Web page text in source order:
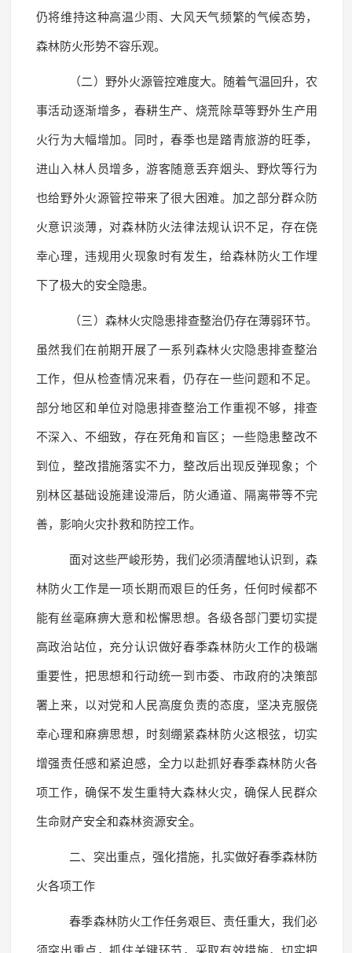
仍将维持这种高温少雨、大风天气频繁的气候态势，
森林防火形势不容乐观。
（二）野外火源管控难度大。随着气温回升，农
事活动逐渐增多，春耕生产、烧荒除草等野外生产用
火行为大幅增加。同时，春季也是踏青旅游的旺季，
进山入林人员增多，游客随意丢弃烟头、野炊等行为
也给野外火源管控带来了很大困难。加之部分群众防
火意识淡薄，对森林防火法律法规认识不足，存在侥
幸心理，违规用火现象时有发生，给森林防火工作埋
下了极大的安全隐患。
（三）森林火灾隐患排查整治仍存在薄弱环节。
虽然我们在前期开展了一系列森林火灾隐患排查整治
工作，但从检查情况来看，仍存在一些问题和不足。
部分地区和单位对隐患排查整治工作重视不够，排查
不深入、不细致，存在死角和盲区；一些隐患整改不
到位，整改措施落实不力，整改后出现反弹现象；个
别林区基础设施建设滞后，防火通道、隔离带等不完
善，影响火灾扑救和防控工作。
面对这些严峻形势，我们必须清醒地认识到，森
林防火工作是一项长期而艰巨的任务，任何时候都不
能有丝毫麻痹大意和松懈思想。各级各部门要切实提
高政治站位，充分认识做好春季森林防火工作的极端
重要性，把思想和行动统一到市委、市政府的决策部
署上来，以对党和人民高度负责的态度，坚决克服侥
幸心理和麻痹思想，时刻绷紧森林防火这根弦，切实
增强责任感和紧迫感，全力以赴抓好春季森林防火各
项工作，确保不发生重特大森林火灾，确保人民群众
生命财产安全和森林资源安全。
二、突出重点，强化措施，扎实做好春季森林防
火各项工作
春季森林防火工作任务艰巨、责任重大，我们必